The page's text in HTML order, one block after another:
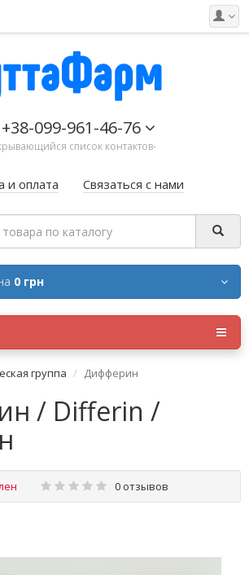
+38-099-961-46-76
список контактов-
и оплата Связаться с нами
0 грн
группа Дифферин
/ Differin /
0 отзывов